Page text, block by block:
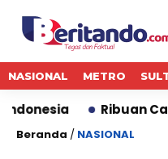
NASIONAL METRO
Ribuan Calon
Beranda / NASIONAL